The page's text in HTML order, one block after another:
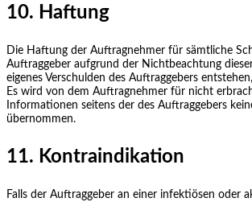
10. Haftung
Die Haftung der Auftragnehmer für sämtliche
Auftraggeber aufgrund der Nichtbeachtung
eigenes Verschulden des Auftraggebers
Es wird von dem Auftragnehmer für nicht
Informationen seitens der des Auftraggebers
übernommen.
11. Kontraindikation
Falls der Auftraggeber an einer infektiösen oder